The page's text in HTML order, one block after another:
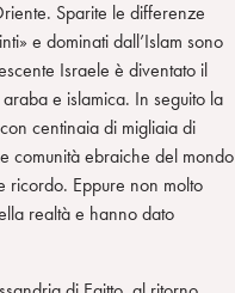
Sparite le differenze
e dominati dall’Islam sono
Israele è diventato il
e islamica. In seguito la
centinaia di migliaia di
comunità ebraiche del mondo
ricordo. Eppure non molto
realtà e hanno dato